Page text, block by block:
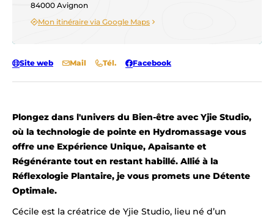
Plongez dans l'univers du Bien-être avec Yjie Studio,
où la technologie de pointe en Hydromassage vous
offre une Expérience Unique, Apaisante et
Régénérante tout en restant habillé. Allié à la
Réflexologie Plantaire, je vous promets une Détente
Optimale.
Cécile est la créatrice de Yjie Studio, lieu né d’un
84000 Avignon
Mon itinéraire via Google Maps
Site web Mail Tél. Facebook